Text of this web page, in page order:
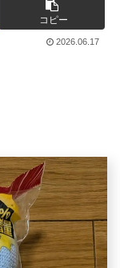
コピー
2026.06.17